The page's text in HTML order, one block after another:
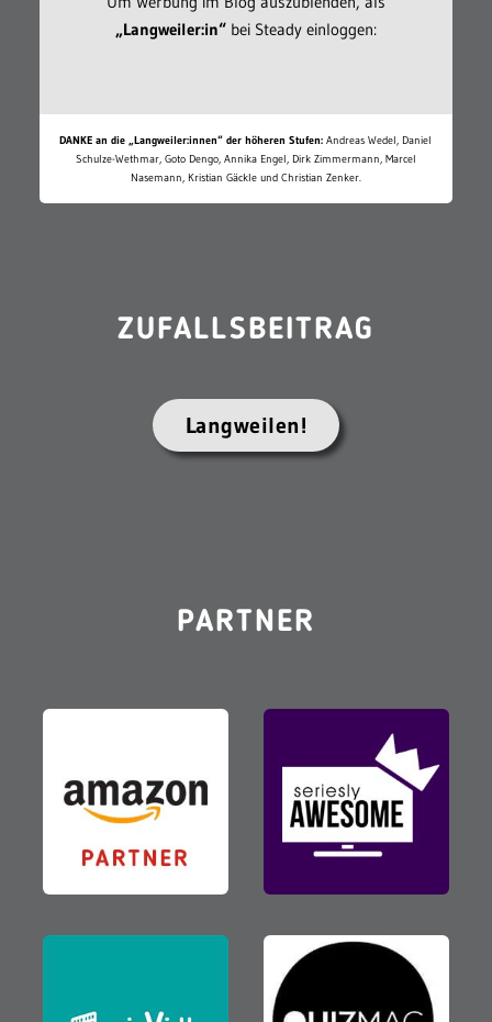
„Langweiler:in“bei Steady einloggen:
DANKE an die „Langweiler:innen“ der höheren Stufen: Andreas Wedel, Daniel
Schulze-Wethmar, Goto Dengo, Annika Engel, Dirk Zimmermann, Marcel
Nasemann, Kristian Gäckle und Christian Zenker.
ZUFALLSBEITRAG
Langweilen!
PARTNER